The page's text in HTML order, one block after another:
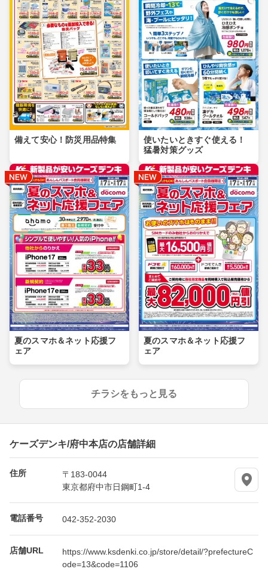
備えて安心！防災用品特集
使いたいときすぐ使える！
猛暑対策グッズ
夏のスマホ＆ネット応援フ
ェア
夏のスマホ＆ネット応援フ
ェア
チラシをもっと見る
ケーズデンキ/府中本店の店舗詳細
住所
〒183-0044
東京都府中市日鋼町1-4
電話番号 042-352-2030
店舗URL
https://www.ksdenki.co.jp/store/detail/?prefectureC
ode=13&code=1106